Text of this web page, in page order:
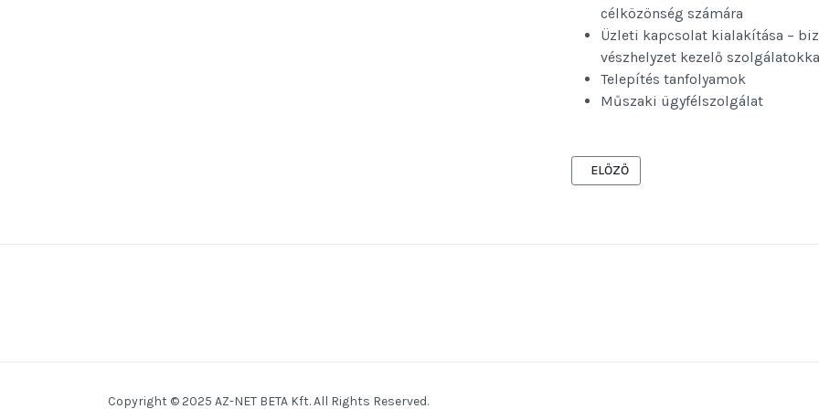
célközönség számára
Üzleti kapcsolat kialakítása –
vészhelyzet kezelő
Telepítés tanfolyamok
Műszaki ügyfélszolgálat
ELŐZŐ CIKK: RENDSZER ÖSSZEFOGLALÓ
ELŐZŐ
Copyright © 2025 AZ-NET BETA Kft. All Rights Reserved.